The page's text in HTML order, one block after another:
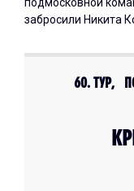
забросили Никита
60. ТУР,